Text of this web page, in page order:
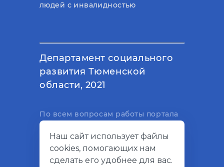
людей с инвалидностью
Департамент социального
развития Тюменской
области, 2021
По всем вопросам работы портала
электронный адрес
support@socialkompas.ru
Наш сайт использует файлы
cookies, помогающих нам
сделать его удобнее для вас.